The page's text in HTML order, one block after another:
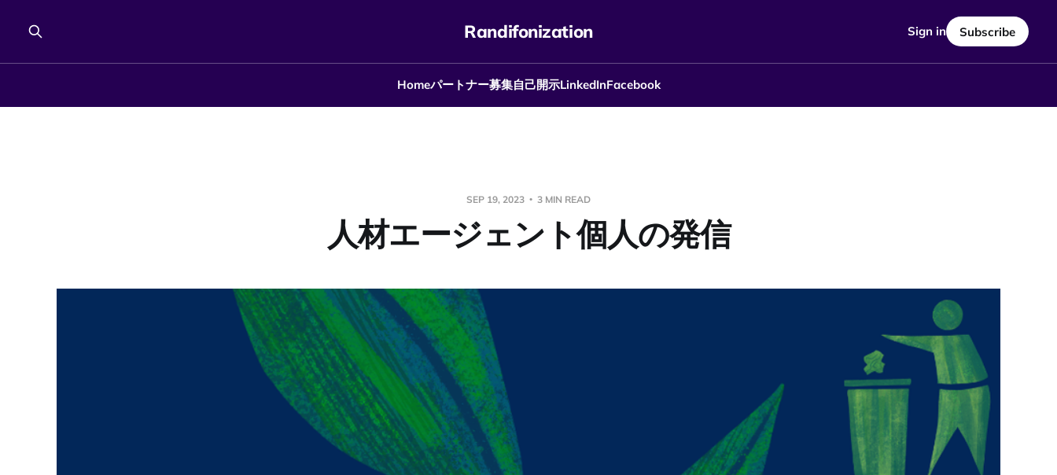
Randifonization
Homeパートナー募集自己開示LinkedInFacebook
Sign in Subscribe
SEP 19, 2023 3 MIN READ
人材エージェント個人の発信